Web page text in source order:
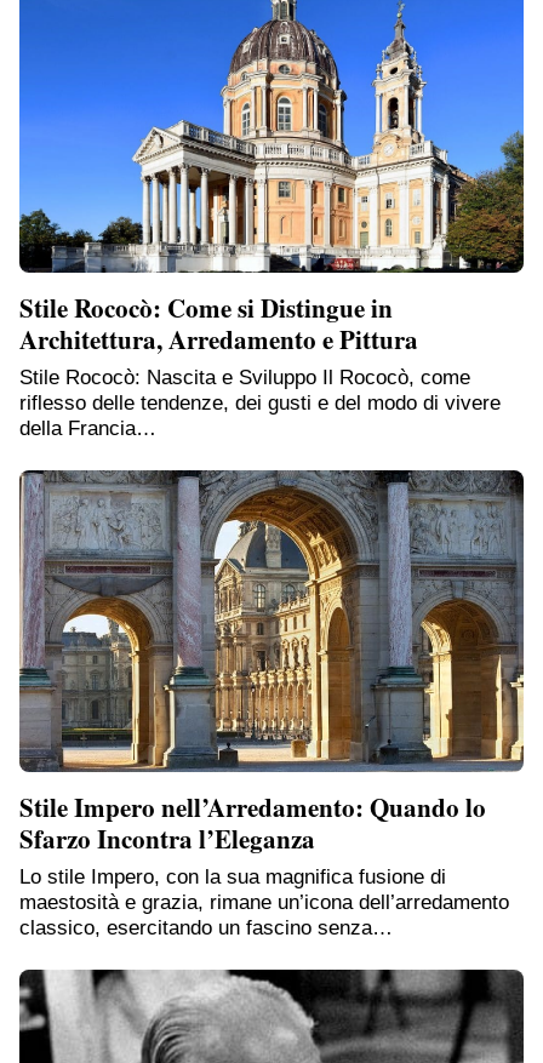
Stile Rococò: Come si Distingue in
Architettura, Arredamento e Pittura
Stile Rococò: Nascita e Sviluppo Il Rococò, come
riflesso delle tendenze, dei gusti e del modo di vivere
della Francia…
Stile Impero nell’Arredamento: Quando lo
Sfarzo Incontra l’Eleganza
Lo stile Impero, con la sua magnifica fusione di
maestosità e grazia, rimane un’icona dell’arredamento
classico, esercitando un fascino senza…